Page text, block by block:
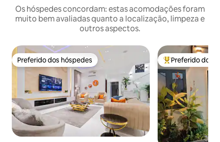
Os hóspedes concordam: estas acomodações foram
muito bem avaliadas quanto a localização, limpeza e
outros aspectos.
Preferido dos hóspedes
Preferido dos hóspedes Entre os
Preferido dos